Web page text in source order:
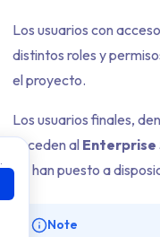
Los usuarios con
distintos roles y
el proyecto.
Los usuarios finales,
acceden al Enterprise
les han puesto a
Note